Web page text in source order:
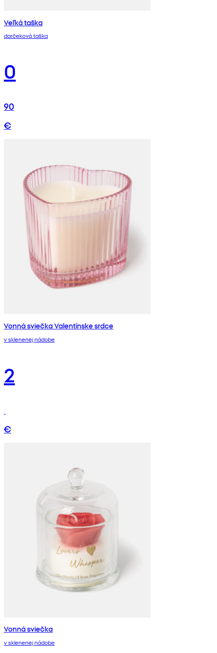
Veľká taška
darčeková taška
0
90
€
Vonná sviečka Valentínske srdce
v sklenenej nádobe
2
€
Vonná sviečka
v sklenenej nádobe